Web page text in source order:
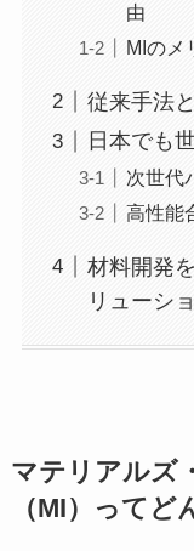
由
MIのメ
従来手法
日本でも
次世代
高性能
材料開発
リューシ
マテリアルズ
（MI）ってど